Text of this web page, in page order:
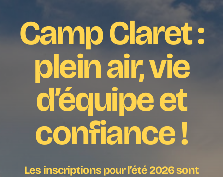
Camp Claret :
plein air, vie
d’équipe et
confiance !
Les inscriptions pour l’été 2026 sont